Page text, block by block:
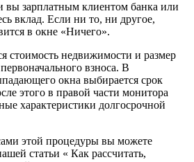
вы зарплатным клиентом банка или
вклад. Если ни то, ни другое,
в окне «Ничего».
стоимость недвижимости и размер
взноса. В
окна выбирается срок
этого в правой части монитора
характеристики долгосрочной
этой процедуры вы можете
статьи « Как рассчитать,